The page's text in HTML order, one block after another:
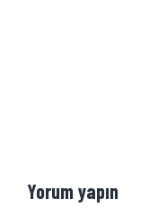
Yorum yapın